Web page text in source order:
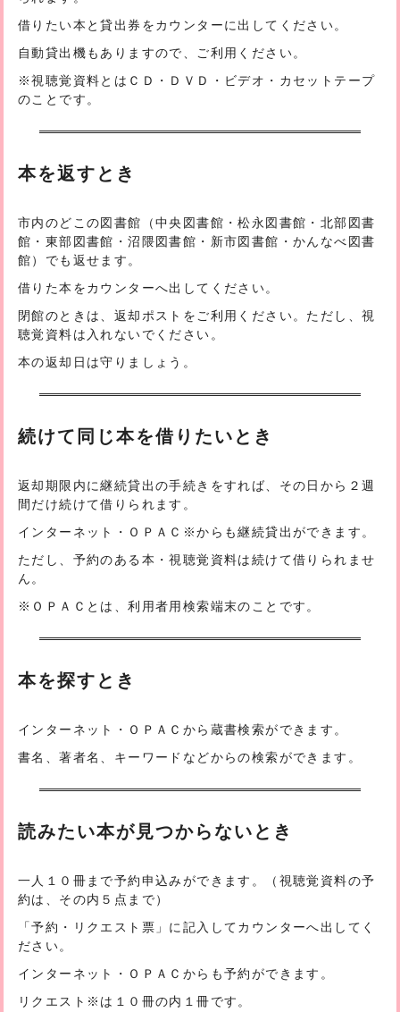
借りたい本と貸出券をカウンターに出してください。
自動貸出機もありますので、ご利用ください。
※視聴覚資料とはＣＤ・ＤＶＤ・ビデオ・カセットテープ
のことです。
本を返すとき
市内のどこの図書館（中央図書館・松永図書館・北部図書
館・東部図書館・沼隈図書館・新市図書館・かんなべ図書
館）でも返せます。
借りた本をカウンターへ出してください。
閉館のときは、返却ポストをご利用ください。ただし、視
聴覚資料は入れないでください。
本の返却日は守りましょう。
続けて同じ本を借りたいとき
返却期限内に継続貸出の手続きをすれば、その日から２週
間だけ続けて借りられます。
インターネット・ＯＰＡＣ ※からも継続貸出ができます。
ただし、予約のある本・視聴覚資料は続けて借りられませ
ん。
※ＯＰＡＣとは、利用者用検索端末のことです。
本を探すとき
インターネット・ＯＰＡＣから蔵書検索ができます。
書名、著者名、キーワードなどからの検索ができます。
読みたい本が見つからないとき
一人１０冊まで予約申込みができます。（視聴覚資料の予
約は、その内５点まで）
「予約・リクエスト票」に記入してカウンターへ出してく
ださい。
インターネット・ＯＰＡＣからも予約ができます。
リクエスト ※ は１０冊の内１冊です。